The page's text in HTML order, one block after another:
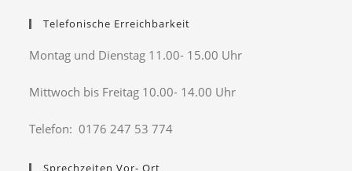
Telefonische Erreichbarkeit
Montag und Dienstag 11.00- 15.00 Uhr
Mittwoch bis Freitag 10.00- 14.00 Uhr
Telefon: 0176 247 53 774
Sprechzeiten Vor- Ort